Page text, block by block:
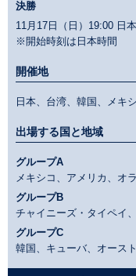
決勝
11月17日（日）19:00 日本
※開始時刻は日本時間
開催地
日本、台湾、韓国、メキ
出場する国と地域
グループA
メキシコ、アメリカ、オ
グループB
チャイニーズ・タイペイ
グループC
韓国、キューバ、オース